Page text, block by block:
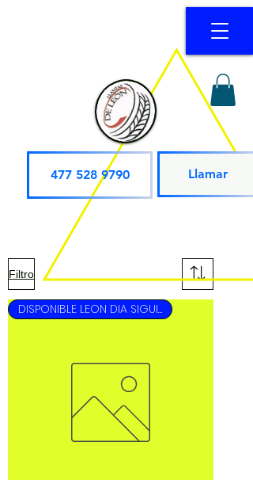
Llamar
477 528 9790
Filtro
DISPONIBLE LEON DIA SIGUIENTE